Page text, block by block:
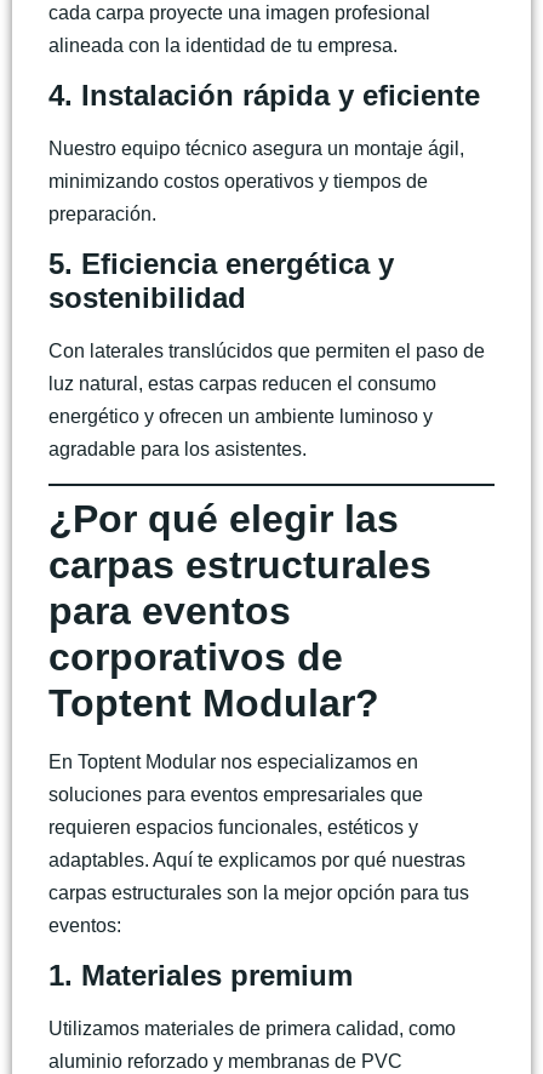
cada carpa proyecte una imagen profesional
alineada con la identidad de tu empresa.
4. Instalación rápida y eficiente
Nuestro equipo técnico asegura un montaje ágil,
minimizando costos operativos y tiempos de
preparación.
5. Eficiencia energética y
sostenibilidad
Con laterales translúcidos que permiten el paso de
luz natural, estas carpas reducen el consumo
energético y ofrecen un ambiente luminoso y
agradable para los asistentes.
¿Por qué elegir las
carpas estructurales
para eventos
corporativos de
Toptent Modular?
En Toptent Modular nos especializamos en
soluciones para eventos empresariales que
requieren espacios funcionales, estéticos y
adaptables. Aquí te explicamos por qué nuestras
carpas estructurales son la mejor opción para tus
eventos:
1. Materiales premium
Utilizamos materiales de primera calidad, como
aluminio reforzado y membranas de PVC